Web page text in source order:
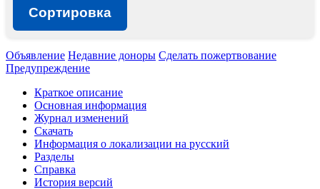
Сортировка
Объявление Недавние доноры Сделать пожертвование
Предупреждение
Краткое описание
Основная информация
Журнал изменений
Скачать
Информация о локализации на русский
Разделы
Справка
История версий